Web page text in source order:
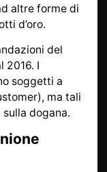
altre forme di
d’oro.
del
2016. I
soggetti a
ma tali
dogana.